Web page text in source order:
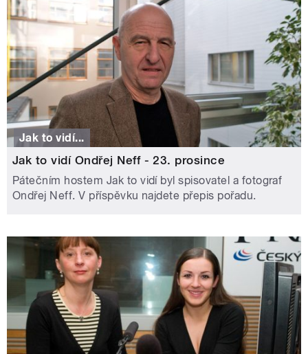
Jak to vidí...
Jak to vidí Ondřej Neff - 23. prosince
Pátečním hostem Jak to vidí byl spisovatel a fotograf
Ondřej Neff. V příspěvku najdete přepis pořadu.